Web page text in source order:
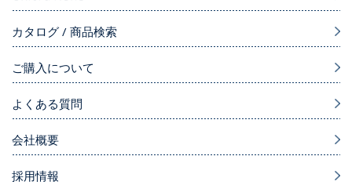
カタログ / 商品検索
ご購入について
よくある質問
会社概要
採用情報